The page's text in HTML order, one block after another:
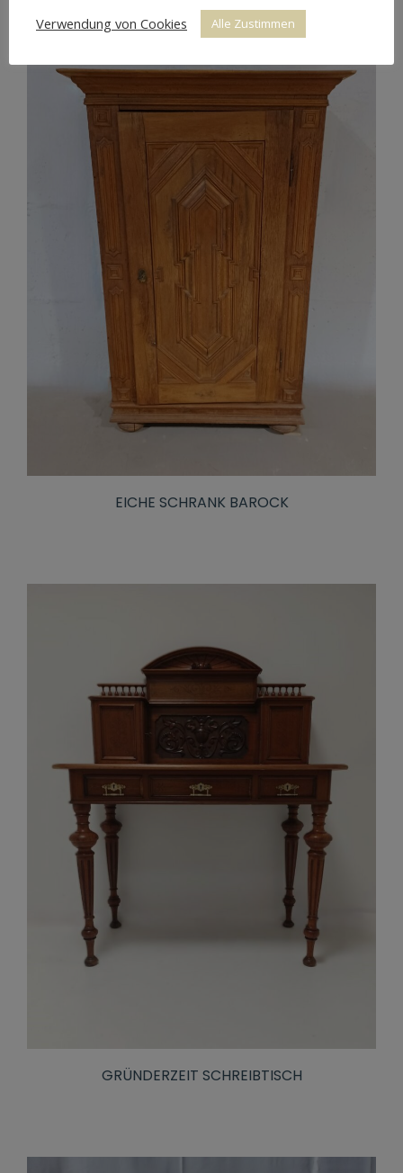
EICHE SCHRANK BAROCK
GRÜNDERZEIT SCHREIBTISCH
Verwendung von Cookies
Alle Zustimmen